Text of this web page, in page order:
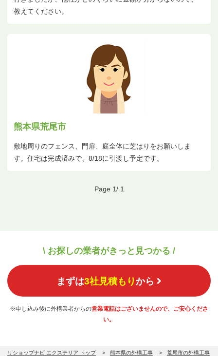
リショップナビ エクステリア トップ 熊本県の外構工事
荒尾市の外構工事
教えてください。
熊本県荒尾市
敷地周りのフェンス、門扉、庭全体に芝はりをお願いしま
す。住宅は完成済みで、8/18に引渡し予定です。
Page 1/ 1
\ お探しの業者がきっと見つかる /
まずは3社見積もりから
※申し込み後に外構業者からの営業電話はございませんので、ご安心くださ
い。